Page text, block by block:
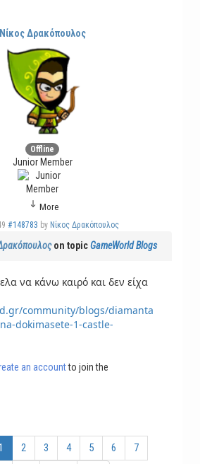
Νίκος Δρακόπουλος
Offline
Junior Member
More
#148783 by Νίκος Δρακόπουλος
on topicGameWorld Blogs
να κάνω καιρό και δεν είχα
community/blogs/diamanta
dokimasete-1-castle-
an accountto join the
2 3 4 5 6
7